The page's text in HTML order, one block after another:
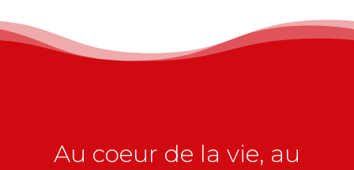
Au coeur de la vie, au